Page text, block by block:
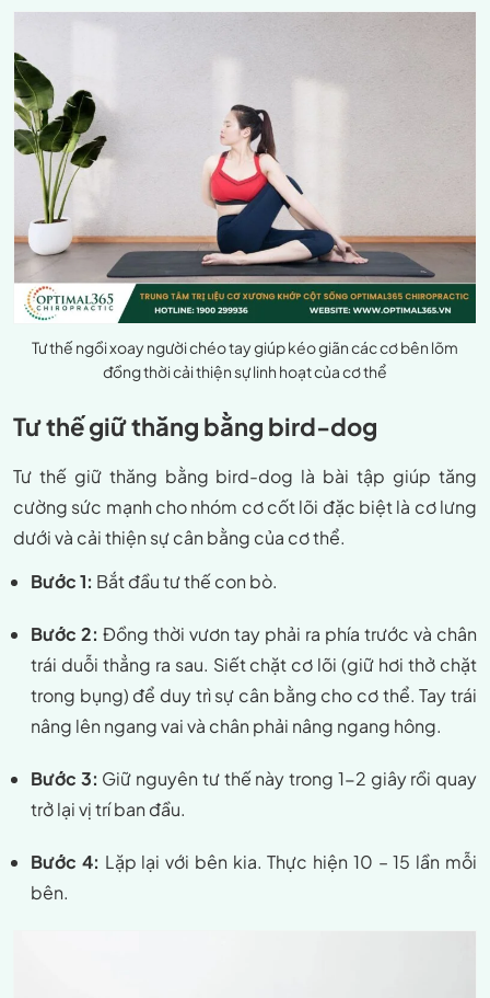
Tư thế ngồi xoay người chéo tay giúp kéo giãn các cơ bên lõm
đồng thời cải thiện sự linh hoạt của cơ thể
Tư thế giữ thăng bằng bird-dog
Tư thế giữ thăng bằng bird-dog là bài tập giúp tăng
cường sức mạnh cho nhóm cơ cốt lõi đặc biệt là cơ lưng
dưới và cải thiện sự cân bằng của cơ thể.
Bước 1: Bắt đầu tư thế con bò.
Bước 2: Đồng thời vươn tay phải ra phía trước và chân
trái duỗi thẳng ra sau. Siết chặt cơ lõi (giữ hơi thở chặt
trong bụng) để duy trì sự cân bằng cho cơ thể. Tay trái
nâng lên ngang vai và chân phải nâng ngang hông.
Bước 3: Giữ nguyên tư thế này trong 1-2 giây rồi quay
trở lại vị trí ban đầu.
Bước 4: Lặp lại với bên kia. Thực hiện 10 – 15 lần mỗi
bên.